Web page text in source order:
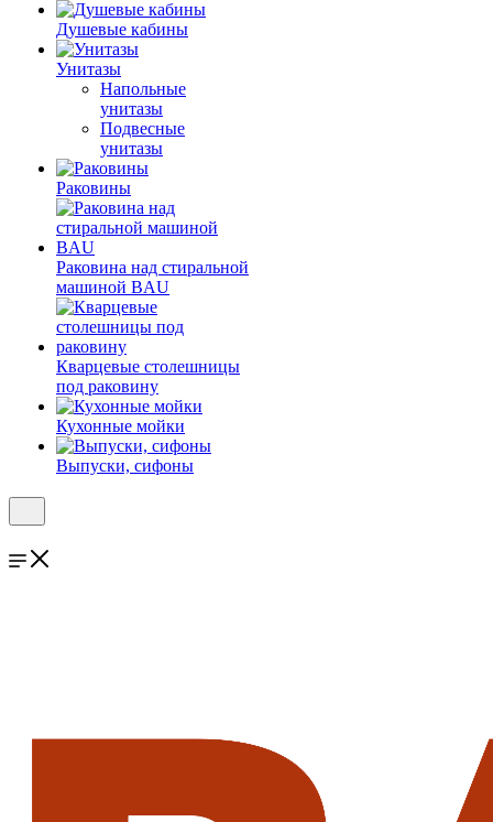
Душевые кабины
Унитазы
Напольные
унитазы
Подвесные
унитазы
Раковины
Раковина над стиральной
машиной BAU
Кварцевые столешницы
под раковину
Кухонные мойки
Выпуски, сифоны